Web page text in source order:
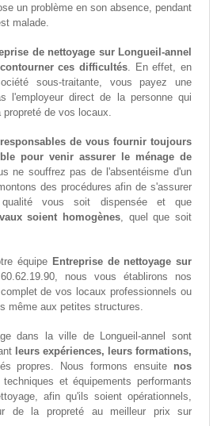
un problème en son absence, pendant
malade.
de nettoyage sur Longueil-annel
contourner ces difficultés. En effet, en
sous-traitante, vous payez une
l'employeur direct de la personne qui
de vos locaux.
responsables de vous fournir toujours
pour venir assurer le ménage de
ne souffrez pas de l'absentéisme d'un
des procédures afin de s'assurer
vous soit dispensée et que
soient homogènes, quel que soit
équipe Entreprise de nettoyage sur
nous vous établirons nos
de vos locaux professionnels ou
même aux petites structures.
dans la ville de Longueil-annel sont
leurs expériences, leurs formations,
propres. Nous formons ensuite nos
et équipements performants
afin qu'ils soient opérationnels,
de la propreté au meilleur prix sur